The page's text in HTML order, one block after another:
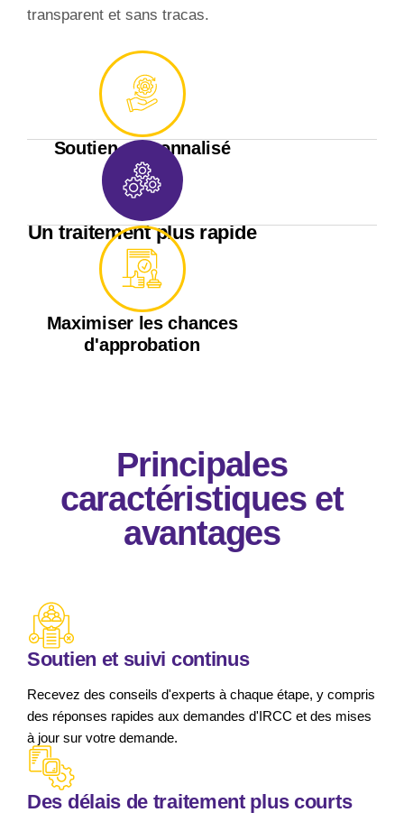
Soutien personnalisé
Un traitement plus rapide
Maximiser les chances
d'approbation
transparent et sans tracas.
Principales
caractéristiques et
avantages
Soutien et suivi continus
Recevez des conseils d'experts à chaque étape, y compris
des réponses rapides aux demandes d'IRCC et des mises
à jour sur votre demande.
Des délais de traitement plus courts